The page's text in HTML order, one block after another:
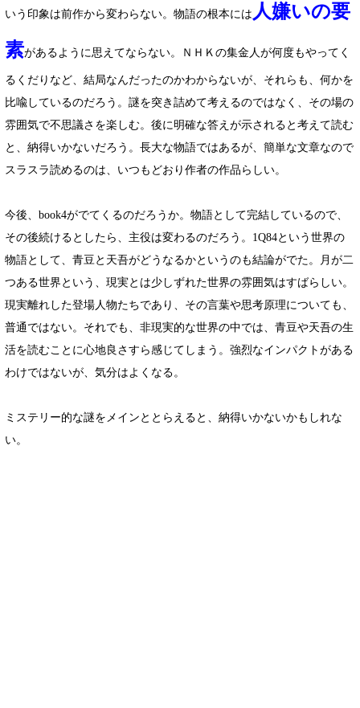
いう印象は前作から変わらない。物語の根本には 人嫌いの要
素があるように思えてならない。ＮＨＫの集金人が何度もやってく
るくだりなど、結局なんだったのかわからないが、それらも、何かを
比喩しているのだろう。謎を突き詰めて考えるのではなく、その場の
雰囲気で不思議さを楽しむ。後に明確な答えが示されると考えて読む
と、納得いかないだろう。長大な物語ではあるが、簡単な文章なので
スラスラ読めるのは、いつもどおり作者の作品らしい。
今後、book4がでてくるのだろうか。物語として完結しているので、
その後続けるとしたら、主役は変わるのだろう。1Q84という世界の
物語として、青豆と天吾がどうなるかというのも結論がでた。月が二
つある世界という、現実とは少しずれた世界の雰囲気はすばらしい。
現実離れした登場人物たちであり、その言葉や思考原理についても、
普通ではない。それでも、非現実的な世界の中では、青豆や天吾の生
活を読むことに心地良さすら感じてしまう。強烈なインパクトがある
わけではないが、気分はよくなる。
ミステリー的な謎をメインととらえると、納得いかないかもしれな
い。